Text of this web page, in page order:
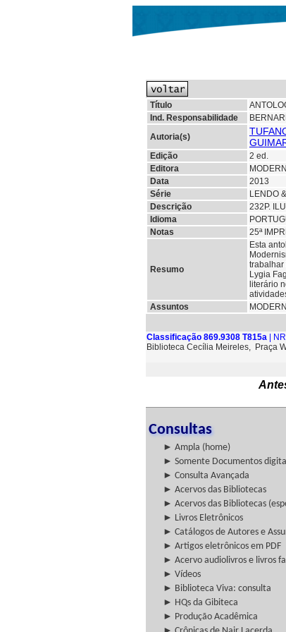
Título
Ind. Responsabilidade
Autoria(s)
Edição
2 ed.
Editora
Data
2013
Série
LENDO
Descrição
232P.
Idioma
Notas
25ª
Resumo
Esta
trabalhar
Lygia
literário
Assuntos
Classificação 869.9308 T815a |
Biblioteca Cecília Meireles, Praça
Consultas
► Ampla (home)
► Somente Documentos
► Consulta Avançada
► Acervos das Bibliotecas
► Acervos das Bibliotecas
► Livros Eletrônicos
► Catálogos de Autores e
► Artigos eletrônicos em PDF
► Acervo audiolivros e livros
► Vídeos
► Biblioteca Viva: consulta
► HQs da Gibiteca
► Produção Acadêmica